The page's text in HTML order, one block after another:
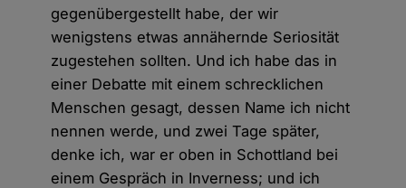
gegenübergestellt habe, der wir
wenigstens etwas annähernde Seriosität
zugestehen sollten. Und ich habe das in
einer Debatte mit einem schrecklichen
Menschen gesagt, dessen Name ich nicht
nennen werde, und zwei Tage später,
denke ich, war er oben in Schottland bei
einem Gespräch in Inverness; und ich